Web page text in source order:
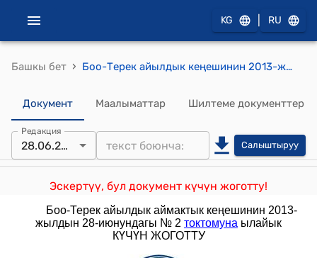
KG RU
Башкы бет › Боо-Терек айылдык кеңешинин 2013-жылдын 30-майындагы № 1 "Боо-Терек айылдык аймактык кеңешинин XXX-чакырылышынын кезексиз сессиясы жөнүндө" токтому
Документ Маалыматтар Шилтеме документтер
Редакция
28.06.2013 Салыштыруу
Эскертүү, бул документ күчүн жоготту!